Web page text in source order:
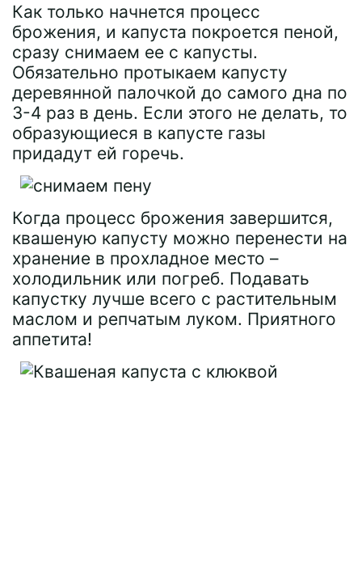
Как только начнется процесс
брожения, и капуста покроется пеной,
сразу снимаем ее с капусты.
Обязательно протыкаем капусту
деревянной палочкой до самого дна по
3-4 раз в день. Если этого не делать, то
образующиеся в капусте газы
придадут ей горечь.
Когда процесс брожения завершится,
квашеную капусту можно перенести на
хранение в прохладное место –
холодильник или погреб. Подавать
капустку лучше всего с растительным
маслом и репчатым луком. Приятного
аппетита!